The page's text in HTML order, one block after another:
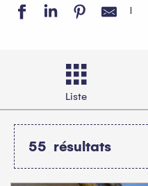
Liste
55 résultats